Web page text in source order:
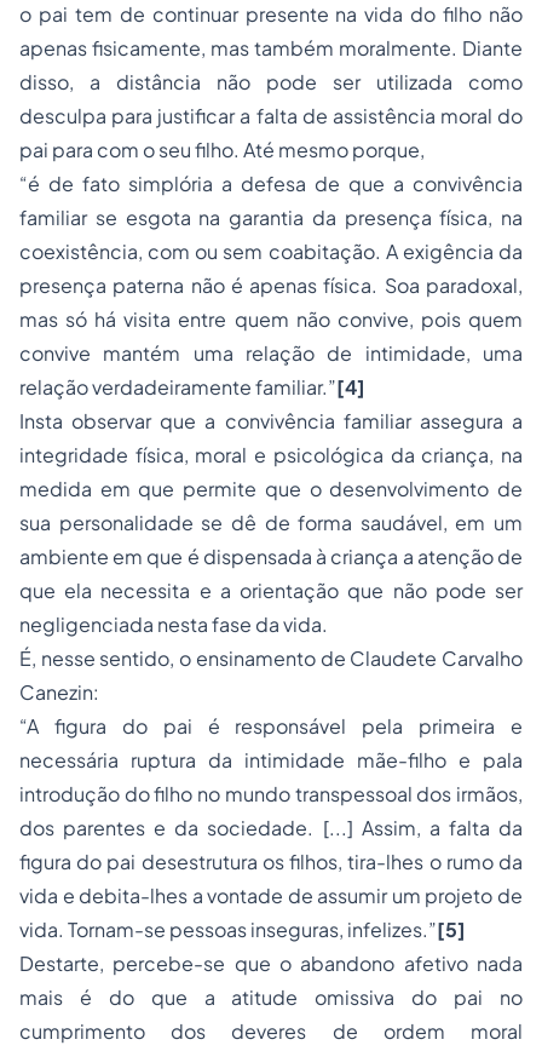
o pai tem de continuar presente na vida do filho não
apenas fisicamente, mas também moralmente. Diante
disso, a distância não pode ser utilizada como
desculpa para justificar a falta de assistência moral do
pai para com o seu filho. Até mesmo porque,
“é de fato simplória a defesa de que a convivência
familiar se esgota na garantia da presença física, na
coexistência, com ou sem coabitação. A exigência da
presença paterna não é apenas física. Soa paradoxal,
mas só há visita entre quem não convive, pois quem
convive mantém uma relação de intimidade, uma
relação verdadeiramente familiar.”[4]
Insta observar que a convivência familiar assegura a
integridade física, moral e psicológica da criança, na
medida em que permite que o desenvolvimento de
sua personalidade se dê de forma saudável, em um
ambiente em que é dispensada à criança a atenção de
que ela necessita e a orientação que não pode ser
negligenciada nesta fase da vida.
É, nesse sentido, o ensinamento de Claudete Carvalho
Canezin:
“A figura do pai é responsável pela primeira e
necessária ruptura da intimidade mãe-filho e pala
introdução do filho no mundo transpessoal dos irmãos,
dos parentes e da sociedade. [...] Assim, a falta da
figura do pai desestrutura os filhos, tira-lhes o rumo da
vida e debita-lhes a vontade de assumir um projeto de
vida. Tornam-se pessoas inseguras, infelizes.”[5]
Destarte, percebe-se que o abandono afetivo nada
mais é do que a atitude omissiva do pai no
cumprimento dos deveres de ordem moral